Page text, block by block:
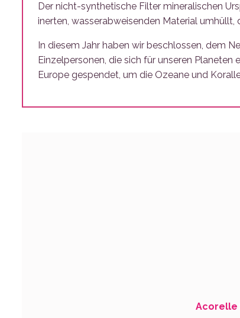
Der nicht-synthetische Filter mineralischen
inerten, wasserabweisenden Material
In diesem Jahr haben wir beschlossen, dem
Einzelpersonen, die sich für unseren Planeten
Europe gespendet, um die Ozeane und
Acorelle